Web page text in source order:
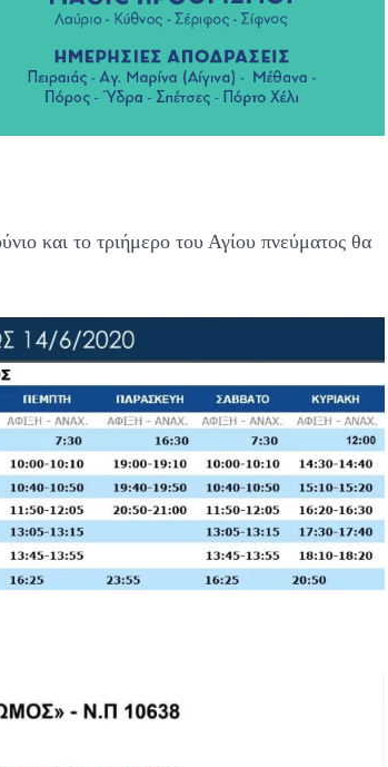
και το τριήμερο του Αγίου πνεύματος θα